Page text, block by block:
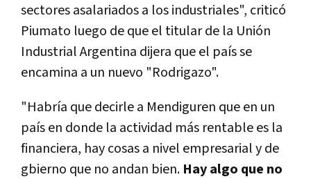
sectores asalariados a los industriales", criticó
Piumato luego de que el titular de la Unión
Industrial Argentina dijera que el país se
encamina a un nuevo "Rodrigazo".
"Habría que decirle a Mendiguren que en un
país en donde la actividad más rentable es la
financiera, hay cosas a nivel empresarial y de
gbierno que no andan bien. Hay algo que no